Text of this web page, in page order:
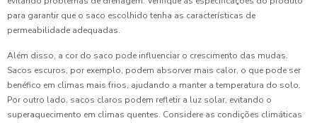
para garantir que o saco escolhido tenha as características de
permeabilidade adequadas.
Além disso, a cor do saco pode influenciar o crescimento das mudas.
Sacos escuros, por exemplo, podem absorver mais calor, o que pode ser
benéfico em climas mais frios, ajudando a manter a temperatura do solo.
Por outro lado, sacos claros podem refletir a luz solar, evitando o
superaquecimento em climas quentes. Considere as condições climáticas